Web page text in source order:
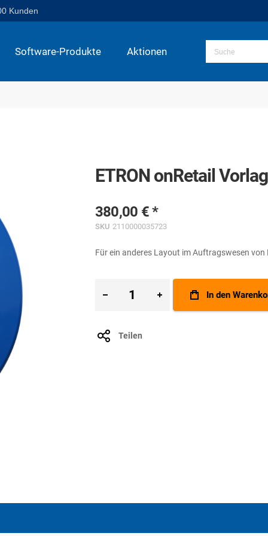
Kunden
Software-Produkte Aktionen
ETRON onRetail
380,00 €
SKU 2110000035723
Für ein anderes Layout im Auftragswesen von
In den
Teilen